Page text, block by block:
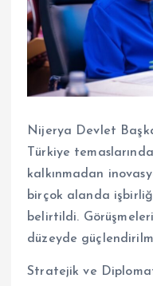
Nijerya Devlet
Türkiye
kalkınmadan
birçok alanda
belirtildi.
düzeyde
Stratejik ve